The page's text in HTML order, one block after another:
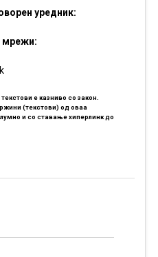
уредник:
мрежи:
е казниво со закон.
(текстови) од оваа
и со ставање хиперлинк до